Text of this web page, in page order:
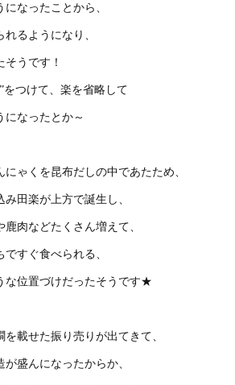
なったことから、
るようになり、
そうです！
をつけて、楽を省略して
になったとか～
ゃくを昆布だしの中であたため、
田楽が上方で誕生し、
肉などたくさん増えて、
すぐ食べられる、
な位置づけだったそうです★
載せた振り売りが出てきて、
が盛んになったからか、